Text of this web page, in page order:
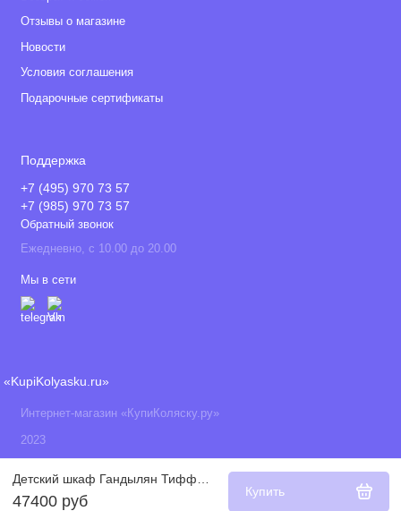
47400 руб
Купить
Отзывы о магазине
Новости
Условия соглашения
Подарочные сертификаты
Поддержка
+7 (495) 970 73 57
+7 (985) 970 73 57
Обратный звонок
Ежедневно, с 10.00 до 20.00
Мы в сети
«KupiKolyasku.ru»
Интернет-магазин «КупиКоляску.ру»
2023